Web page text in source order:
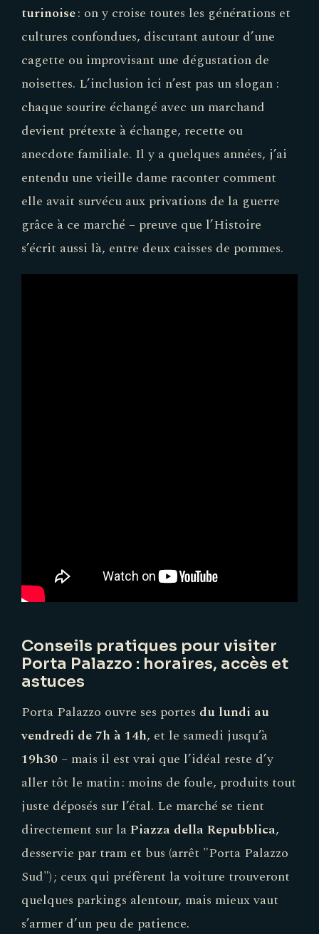
turinoise: on y croise toutes les générations et
cultures confondues, discutant autour d’une
cagette ou improvisant une dégustation de
noisettes. L’inclusion ici n’est pas un slogan :
chaque sourire échangé avec un marchand
devient prétexte à échange, recette ou
anecdote familiale. Il y a quelques années, j’ai
entendu une vieille dame raconter comment
elle avait survécu aux privations de la guerre
grâce à ce marché – preuve que l’Histoire
s’écrit aussi là, entre deux caisses de pommes.
Conseils pratiques pour visiter
Porta Palazzo : horaires, accès et
astuces
Porta Palazzo ouvre ses portes du lundi au
vendredi de 7h à 14h, et le samedi jusqu’à
19h30 – mais il est vrai que l’idéal reste d’y
aller tôt le matin : moins de foule, produits tout
juste déposés sur l’étal. Le marché se tient
directement sur laPiazza della Repubblica,
desservie par tram et bus (arrêt "Porta Palazzo
Sud") ; ceux qui préfèrent la voiture trouveront
quelques parkings alentour, mais mieux vaut
s’armer d’un peu de patience.